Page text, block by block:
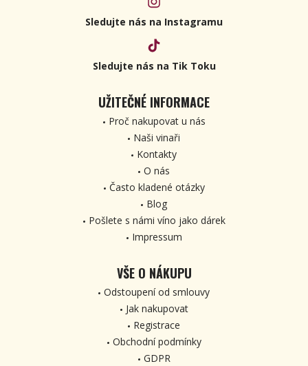
Sledujte nás na Instagramu
Sledujte nás na Tik Toku
UŽITEČNÉ INFORMACE
Proč nakupovat u nás
Naši vinaři
Kontakty
O nás
Často kladené otázky
Blog
Pošlete s námi víno jako dárek
Impressum
VŠE O NÁKUPU
Odstoupení od smlouvy
Jak nakupovat
Registrace
Obchodní podmínky
GDPR